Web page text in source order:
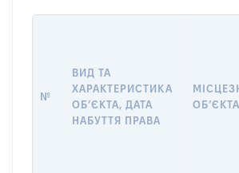
№
ВИД ТА
ХАРАКТЕРИСТИКА
ОБʼЄКТА, ДАТА
НАБУТТЯ ПРАВА
ОБʼЄКТА